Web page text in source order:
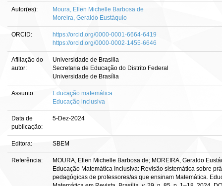
Autor(es):
Moura, Ellen Michelle Barbosa de
Moreira, Geraldo Eustáquio
ORCID:
https://orcid.org/0000-0001-6664-6419
https://orcid.org/0000-0002-1455-6646
Afiliação do
autor:
Universidade de Brasília
Secretaria de Educação do Distrito Federal
Universidade de Brasília
Assunto:
Educação matemática
Educação inclusiva
Data de
publicação:
5-Dez-2024
Editora: SBEM
Referência:
MOURA, Ellen Michelle Barbosa de; MOREIRA, Geraldo
Educação Matemática Inclusiva: Revisão sistemática sobre
pedagógicas de professores/as que ensinam Matemática.